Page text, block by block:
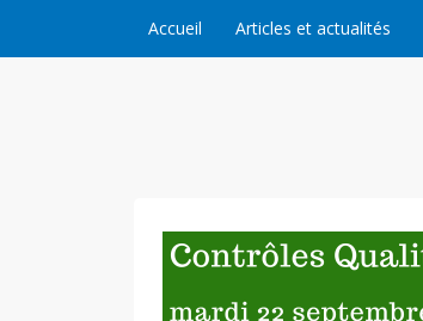
Accueil Articles et actualités